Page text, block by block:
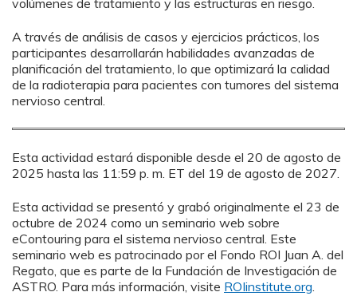
A través de análisis de casos y ejercicios prácticos, los
participantes desarrollarán habilidades avanzadas de
planificación del tratamiento, lo que optimizará la calidad
de la radioterapia para pacientes con tumores del sistema
nervioso central.
Esta actividad estará disponible desde el 20 de agosto de
2025 hasta las 11:59 p. m. ET del 19 de agosto de 2027.
Esta actividad se presentó y grabó originalmente el 23 de
octubre de 2024 como un seminario web sobre
eContouring para el sistema nervioso central. Este
seminario web es patrocinado por el Fondo ROI Juan A. del
Regato, que es parte de la Fundación de Investigación de
ASTRO. Para más información, visite ROIinstitute.org.